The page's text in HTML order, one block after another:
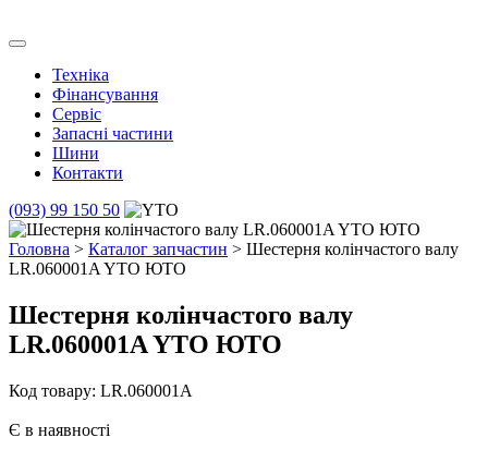
to
Техніка
Фінансування
Сервіс
Запасні частини
Шини
Контакти
(093) 99 150 50
Головна > Каталог запчастин > Шестерня колінчастого валу
LR.060001A YTO ЮТО
Шестерня колінчастого валу
LR.060001A YTO ЮТО
Код товару: LR.060001A
Є в наявності